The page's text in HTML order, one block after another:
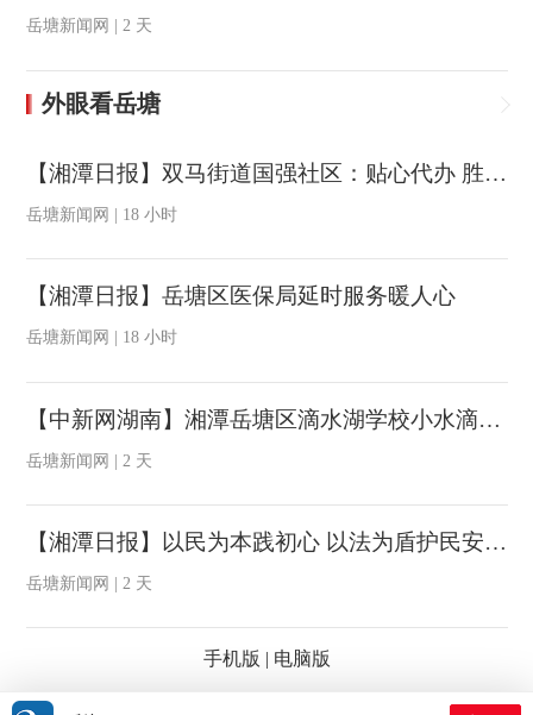
岳塘新闻网 | 2 天
外眼看岳塘
【湘潭日报】双马街道国强社区：贴心代办 胜似亲人
岳塘新闻网 | 18 小时
【湘潭日报】岳塘区医保局延时服务暖人心
岳塘新闻网 | 18 小时
【中新网湖南】湘潭岳塘区滴水湖学校小水滴交响管乐团斩获全国赛事一等奖
岳塘新闻网 | 2 天
【湘潭日报】以民为本践初心 以法为盾护民安 ——记岳塘区人大代表董旭辉的履职与公益之路
岳塘新闻网 | 2 天
手机版 | 电脑版